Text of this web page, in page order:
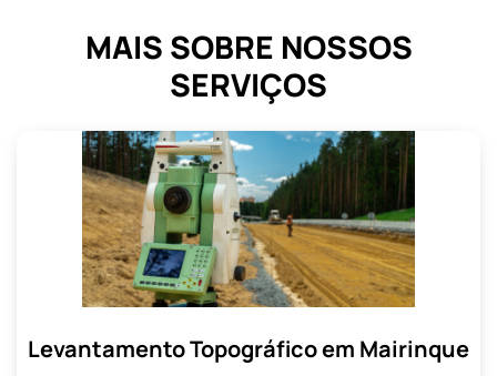
MAIS SOBRE NOSSOS
SERVIÇOS
Levantamento Topográfico em Mairinque